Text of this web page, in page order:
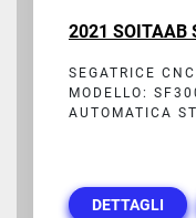
2021 SOITAAB
SEGATRICE
MODELLO:
AUTOMATICA
DETTAGLI